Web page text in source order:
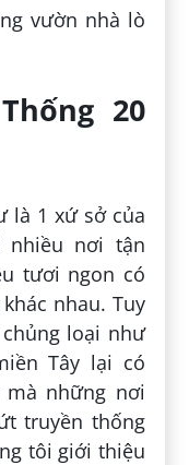
vườn nhà lò
20
là 1 xứ sở của
nhiều nơi tận
tươi ngon có
nhau. Tuy
loại như
Tây lại có
những nơi
truyền thống
tôi giới thiệu